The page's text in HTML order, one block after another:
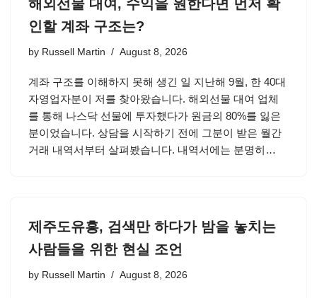
해외선물 대여, 수익을 원한다면 먼저 확
인할 계좌 구조는?
by Russell Martin August 8, 2026
계좌 구조를 이해하지 못해 생긴 일 지난해 9월, 한 40대
자영업자분이 저를 찾아왔습니다. 해외선물 대여 업체
를 통해 나스닥 선물에 투자했다가 원금의 80%를 잃은
분이었습니다. 상담을 시작하기 전에 그분이 받은 월간
거래 내역서부터 살펴봤습니다. 내역서에는 분명히…
제주도유흥, 검색만 하다가 밤을 놓치는
사람들을 위한 현실 조언
by Russell Martin August 8, 2026